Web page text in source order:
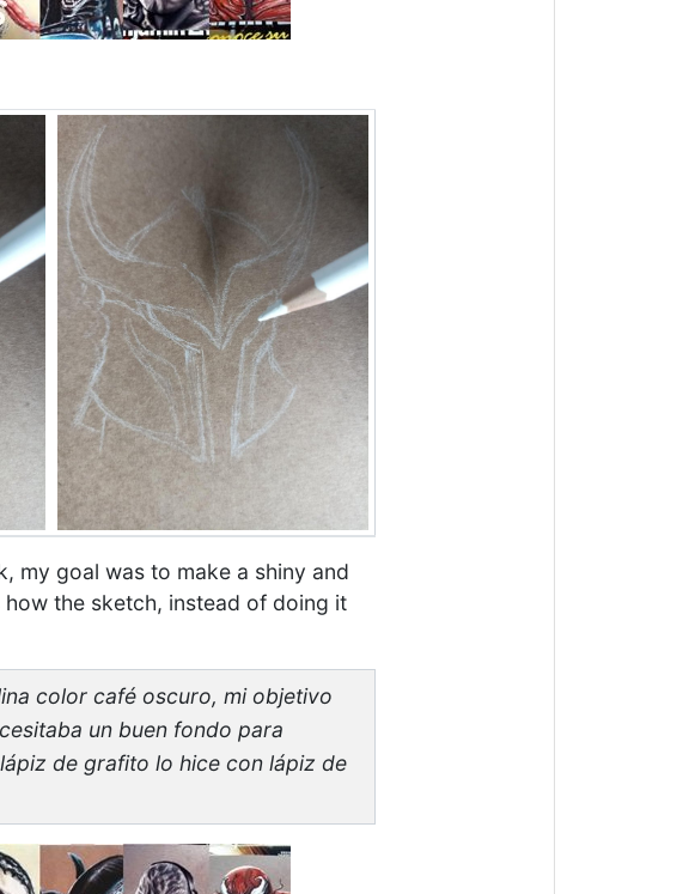
my goal was to make a shiny and
the sketch, instead of doing it
color café oscuro, mi objetivo
un buen fondo para
de grafito lo hice con lápiz de